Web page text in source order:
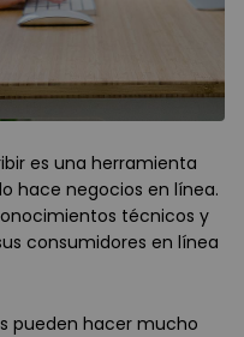
es una herramienta
hace negocios en línea.
técnicos y
consumidores en línea
pueden hacer mucho